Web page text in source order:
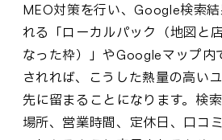
MEO対策を行い、Google検索
れる「ローカルパック（地図と
なった枠）」やGoogleマップ内
されれば、こうした熱量の高い
先に留まることになります。検
場所、営業時間、定休日、口コ